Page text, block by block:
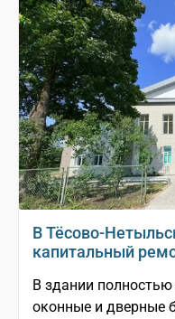
В Тёсово-
капитальный
В здании
оконные и дверные